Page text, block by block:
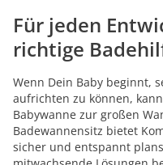
Für jeden
richtige
Wenn Dein Baby beginnt,
aufrichten zu können,
Babywanne zur großen
Badewannensitz bietet
sicher und entspannt